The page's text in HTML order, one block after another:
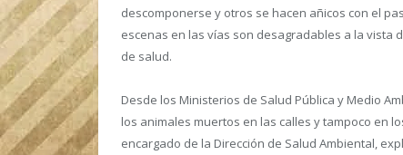
descomponerse y otros se hacen añicos con el
escenas en las vías son desagradables a la vista
de salud.
Desde los Ministerios de Salud Pública y Medio
los animales muertos en las calles y tampoco en
encargado de la Dirección de Salud Ambiental,